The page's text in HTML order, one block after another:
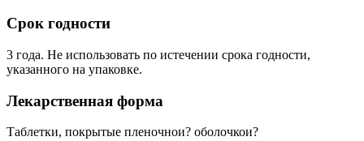
Срок годности
3 года. Не использовать по истечении срока годности,
указанного на упаковке.
Лекарственная форма
Таблетки, покрытые пленочнои? оболочкои?